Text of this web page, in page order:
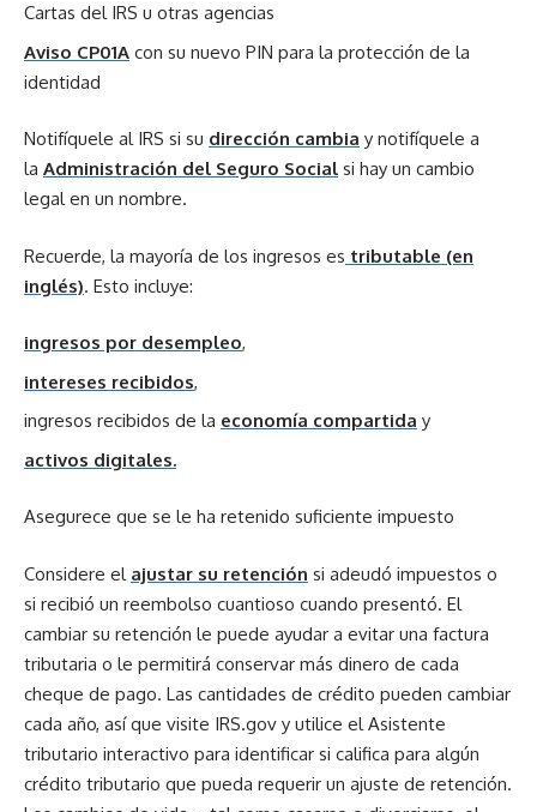
Cartas del IRS u otras agencias
Aviso CP01A con su nuevo PIN para la protección de la
identidad
Notifíquele al IRS si su dirección cambia y notifíquele a
la Administración del Seguro Social si hay un cambio
legal en un nombre.
Recuerde, la mayoría de los ingresos es tributable (en
inglés). Esto incluye:
ingresos por desempleo,
intereses recibidos,
ingresos recibidos de la economía compartida y
activos digitales.
Asegurece que se le ha retenido suficiente impuesto
Considere el ajustar su retención si adeudó impuestos o
si recibió un reembolso cuantioso cuando presentó. El
cambiar su retención le puede ayudar a evitar una factura
tributaria o le permitirá conservar más dinero de cada
cheque de pago. Las cantidades de crédito pueden cambiar
cada año, así que visite IRS.gov y utilice el Asistente
tributario interactivo para identificar si califica para algún
crédito tributario que pueda requerir un ajuste de retención.